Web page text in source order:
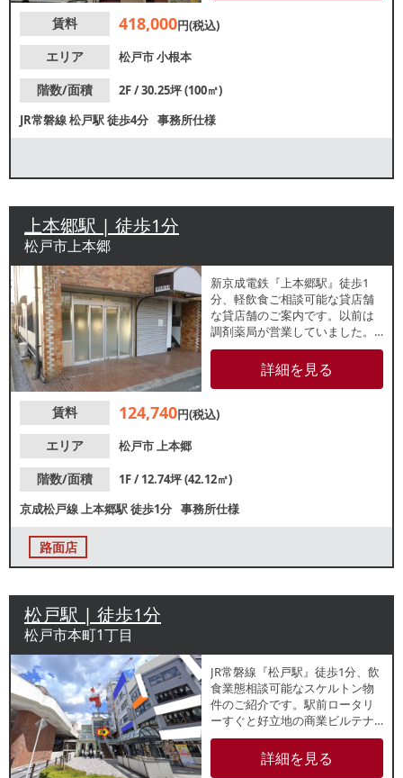
賃料 418,000円(税込)
エリア
松戸市小根本
階数/面積
2F / 30.25坪 (100㎡)
JR常磐線松戸駅徒歩4分 事務所仕様
上本郷駅 | 徒歩1分
松戸市上本郷
新京成電鉄『上本郷駅』徒歩1
分、軽飲食ご相談可能な貸店舗
な貸店舗のご案内です。以前は
調剤薬局が営業していました。
新規開業にも最適なコンパクト
物件です。諸条件等、お気軽に
お問合せください。
詳細を見る
賃料 124,740円(税込)
エリア
松戸市上本郷
階数/面積
1F / 12.74坪 (42.12㎡)
京成松戸線上本郷駅徒歩1分 事務所仕様
路面店
松戸駅 | 徒歩1分
松戸市本町1丁目
JR常磐線『松戸駅』徒歩1分、飲
食業態相談可能なスケルトン物
件のご紹介です。駅前ロータリ
ーすぐと好立地の商業ビルテナ
ント2階区画！面積は約164mm
と広々。他フロアでは飲食店や
カラオケ店や美容室などが営業
詳細を見る